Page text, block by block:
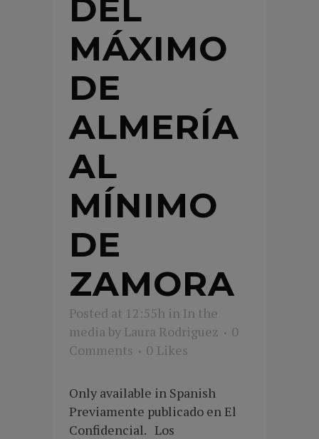
DEL
MÁXIMO
DE
ALMERÍA
AL
MÍNIMO
DE
ZAMORA
Posted at 12:55h in In the
media by Laura Rodriguez
0
Comments
0 Likes
Only available in Spanish
Previamente publicado en El
Confidencial. Los